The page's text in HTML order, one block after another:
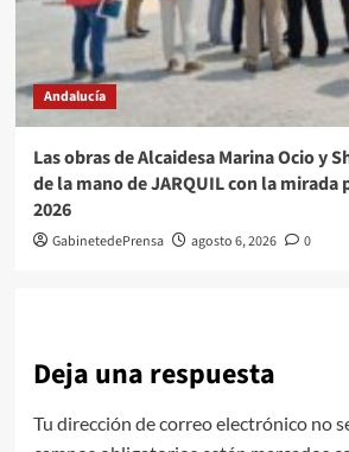
Andalucía
Las obras de Alcaidesa Marina Ocio y
de la mano de JARQUIL con la mirada
2026
GabinetedePrensa agosto 6, 2026 0
Deja una respuesta
Tu dirección de correo electrónico no